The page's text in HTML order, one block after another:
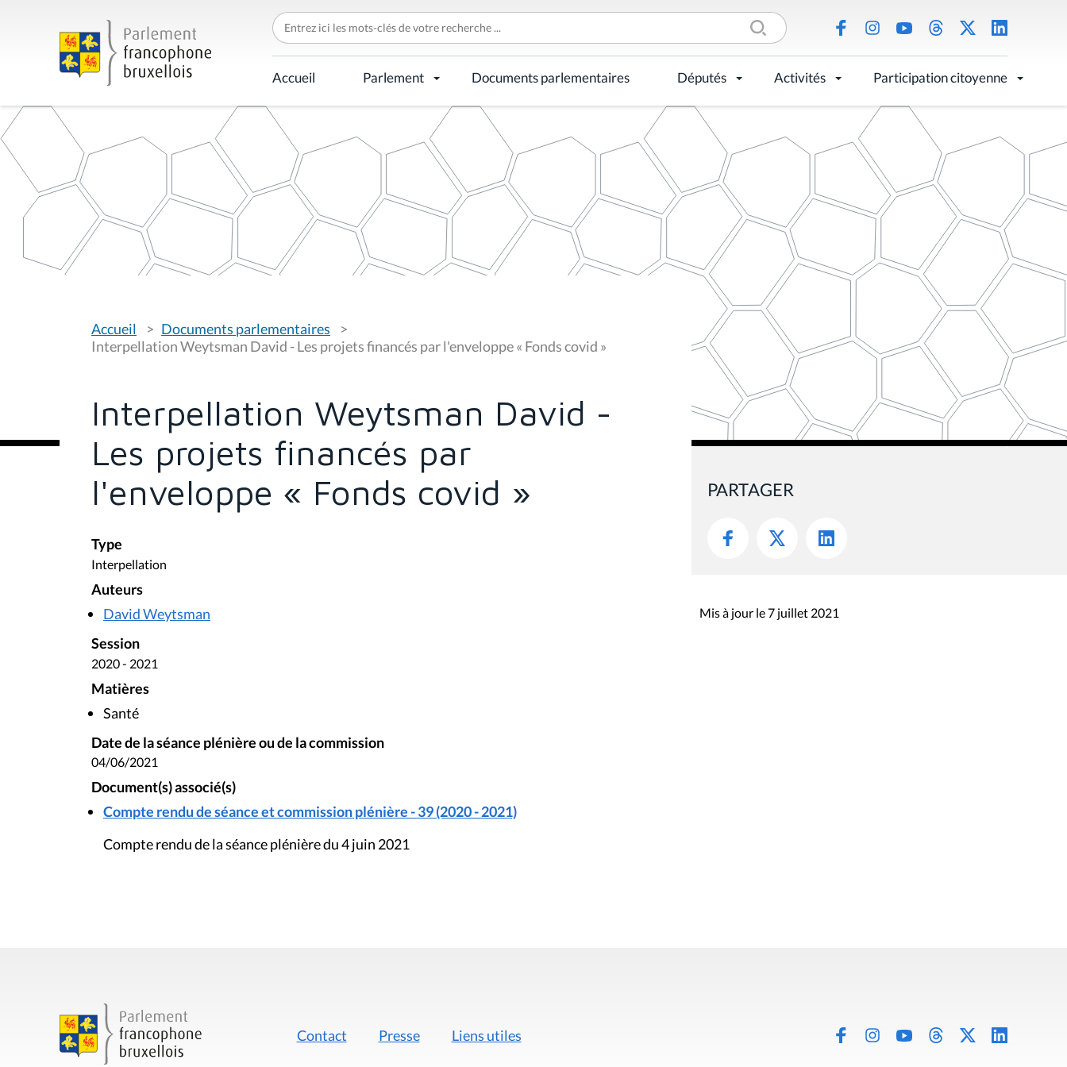
C
h
e
r
c
h
r
p
Accueil Parlement Documents parlementaires Députés Activités Participation citoyenne
o
u
Accueil
Documents parlementaires
Interpellation Weytsman David - Les projets financés par l'enveloppe « Fonds covid »
Interpellation Weytsman David -
Les projets financés par
l'enveloppe « Fonds covid »
Type
Interpellation
Auteurs
David Weytsman
Session
2020 - 2021
Matières
Santé
Date de la séance plénière ou de la commission
04/06/2021
Document(s) associé(s)
Compte rendu de séance et commission plénière - 39 (2020 - 2021)
Compte rendu de la séance plénière du 4 juin 2021
PARTAGER
Mis à jour le 7 juillet 2021
Contact Presse Liens utiles